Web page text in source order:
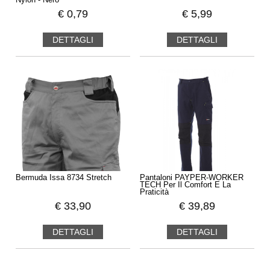
€ 0,79
DETTAGLI
€ 5,99
DETTAGLI
Bermuda Issa 8734 Stretch
€ 33,90
DETTAGLI
Pantaloni PAYPER-WORKER
TECH Per Il Comfort E La
Praticità
€ 39,89
DETTAGLI